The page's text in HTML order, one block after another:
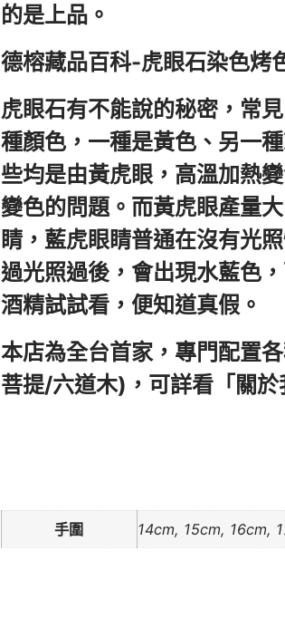
的是上品。
德榕藏品百科-虎眼石染色烤
虎眼石有不能說的秘密，常
種顏色，一種是黃色、另一
些均是由黃虎眼，高溫加熱
變色的問題。而黃虎眼產量
睛，藍虎眼睛普通在沒有光
過光照過後，會出現水藍色
酒精試試看，便知道真假。
本店為全台首家，專門配置
菩提/六道木)，可詳看「關於
手圍 14cm, 15cm, 16cm,